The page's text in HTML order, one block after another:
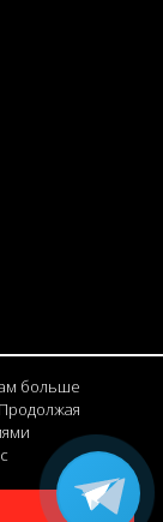
больше